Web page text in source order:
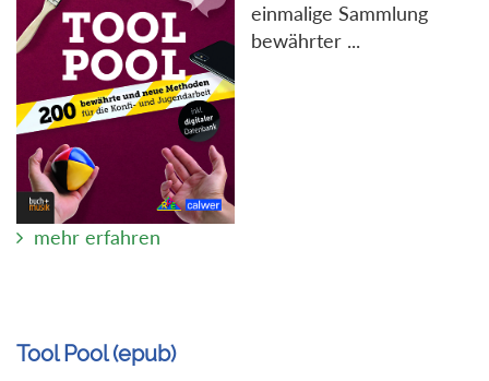
einmalige Sammlung
bewährter ...
mehr erfahren
Tool Pool (epub)